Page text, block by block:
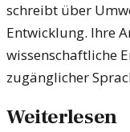
schreibt über
Entwicklung. Ihre
wissenschaftliche
zugänglicher
Weiterlesen